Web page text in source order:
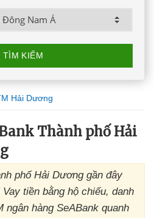
TÌM KIẾM
Hải Dương
Thành phố Hải
phố Hải Dương gần đây
tiền bằng hộ chiếu, danh
ngân hàng SeABank quanh